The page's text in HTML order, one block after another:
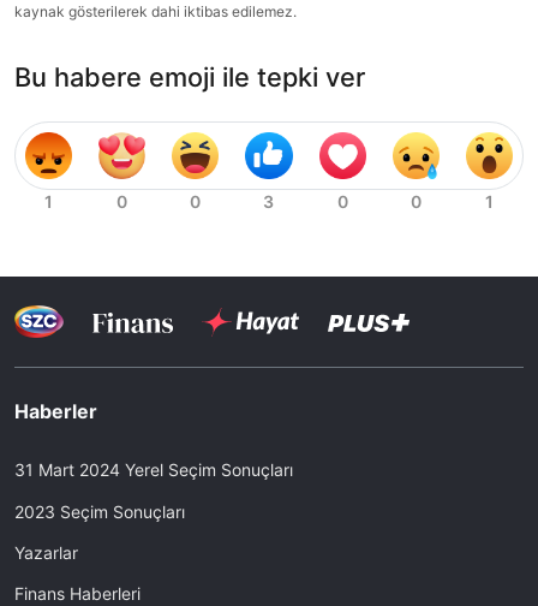
kaynak gösterilerek dahi iktibas edilemez.
Bu habere emoji ile tepki ver
Haberler
31 Mart 2024 Yerel Seçim Sonuçları
2023 Seçim Sonuçları
Yazarlar
Finans Haberleri